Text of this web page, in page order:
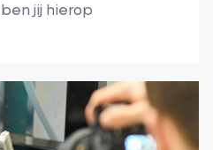
jij hierop